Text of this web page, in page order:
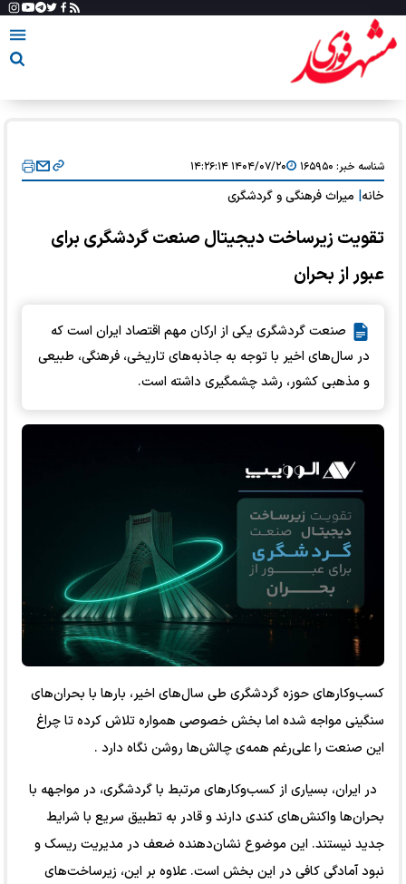
شناسه خبر: ۱۶۵۹۵۰ ۱۴۰۴/۰۷/۲۰ ۱۴:۲۶:۱۴
خانه میراث فرهنگی و گردشگری
تقویت زیرساخت دیجیتال صنعت گردشگری برای
عبور از بحران
صنعت گردشگری یکی از ارکان مهم اقتصاد ایران است که
در سال‌های اخیر با توجه به جاذبه‌‌‌های تاریخی، فرهنگی، طبیعی
و مذهبی کشور، رشد چشمگیری داشته است.
کسب‌وکارهای حوزه گردشگری طی سال‌های اخیر، بارها با بحران‌های
سنگینی مواجه شده اما بخش خصوصی همواره تلاش کرده تا چراغ
این صنعت را علی‌رغم همه‌ی چالش‌ها روشن نگاه دارد .
در ایران، بسیاری از کسب‌و‌کارهای مرتبط با گردشگری، در مواجهه با
بحران‌ها واکنش‌‌‌های کندی دارند و قادر به تطبیق سریع با شرایط
جدید نیستند. این موضوع نشان‌‌‌دهنده ضعف در مدیریت ریسک و
نبود آمادگی کافی در این بخش است. علاوه بر این، زیرساخت‌‌‌های